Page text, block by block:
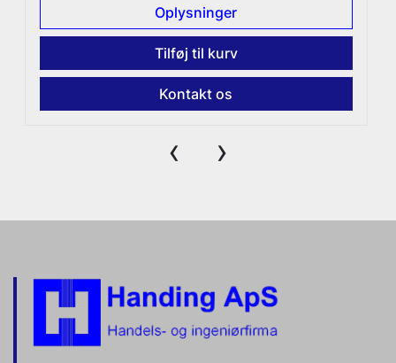
Oplysninger
Tilføj til kurv
Kontakt os
‹ ›